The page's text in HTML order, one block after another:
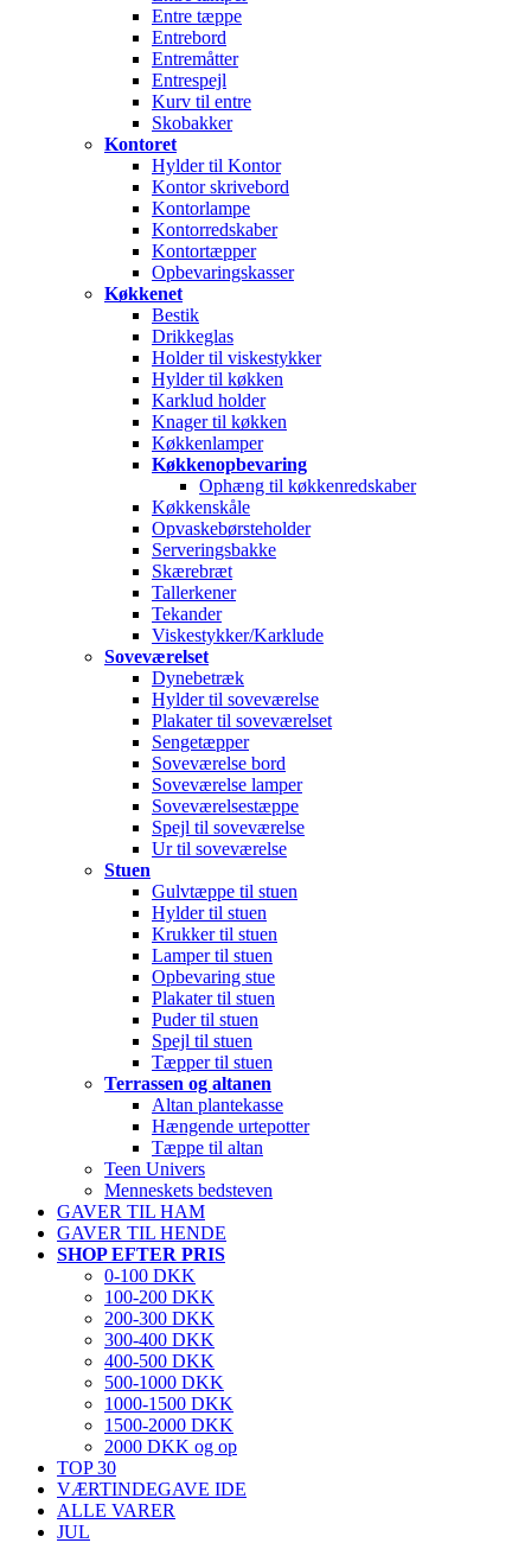
Entre tæppe
Entrebord
Entremåtter
Entrespejl
Kurv til entre
Skobakker
Kontoret
Hylder til Kontor
Kontor skrivebord
Kontorlampe
Kontorredskaber
Kontortæpper
Opbevaringskasser
Køkkenet
Bestik
Drikkeglas
Holder til viskestykker
Hylder til køkken
Karklud holder
Knager til køkken
Køkkenlamper
Køkkenopbevaring
Ophæng til køkkenredskaber
Køkkenskåle
Opvaskebørsteholder
Serveringsbakke
Skærebræt
Tallerkener
Tekander
Viskestykker/Karklude
Soveværelset
Dynebetræk
Hylder til soveværelse
Plakater til soveværelset
Sengetæpper
Soveværelse bord
Soveværelse lamper
Soveværelsestæppe
Spejl til soveværelse
Ur til soveværelse
Stuen
Gulvtæppe til stuen
Hylder til stuen
Krukker til stuen
Lamper til stuen
Opbevaring stue
Plakater til stuen
Puder til stuen
Spejl til stuen
Tæpper til stuen
Terrassen og altanen
Altan plantekasse
Hængende urtepotter
Tæppe til altan
Teen Univers
Menneskets bedsteven
GAVER TIL HAM
GAVER TIL HENDE
SHOP EFTER PRIS
0-100 DKK
100-200 DKK
200-300 DKK
300-400 DKK
400-500 DKK
500-1000 DKK
1000-1500 DKK
1500-2000 DKK
2000 DKK og op
TOP 30
VÆRTINDEGAVE IDE
ALLE VARER
JUL